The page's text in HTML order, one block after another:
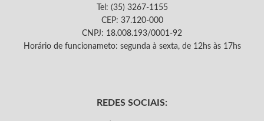
Tel: (35) 3267-1155
CEP: 37.120-000
CNPJ: 18.008.193/0001-92
Horário de funcionameto: segunda à sexta, de 12hs às 17hs
REDES SOCIAIS: